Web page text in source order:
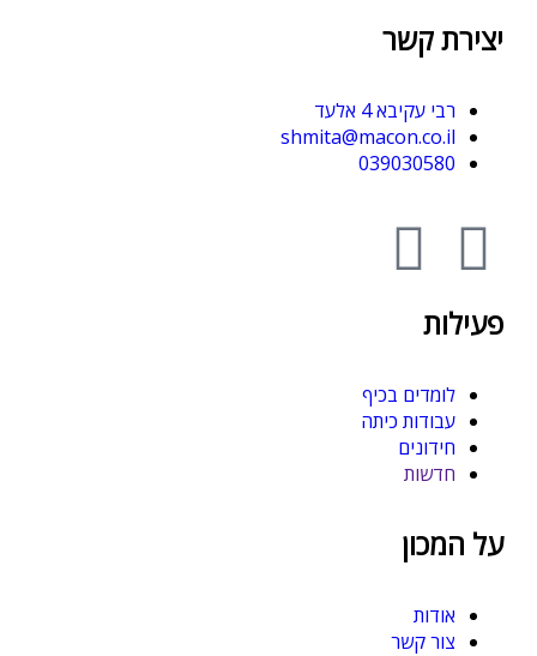
יצירת קשר
רבי עקיבא 4 אלעד
shmita@macon.co.il
039030580
פעילות
לומדים בכיף
עבודות כיתה
חידונים
חדשות
על המכון
אודות
צור קשר